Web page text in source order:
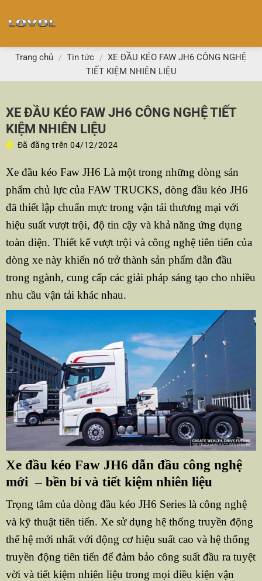
đến
dung
Trang chủ / Tin tức / XE ĐẦU KÉO FAW JH6 CÔNG NGHỆ
TIẾT KIỆM NHIÊN LIỆU
XE ĐẦU KÉO FAW JH6 CÔNG NGHỆ TIẾT
KIỆM NHIÊN LIỆU
Đã đăng trên04/12/2024
Xe đầu kéo Faw JH6 Là một trong những dòng sản
phẩm chủ lực của FAW TRUCKS, dòng đầu kéo JH6
đã thiết lập chuẩn mực trong vận tải thương mại với
hiệu suất vượt trội, độ tin cậy và khả năng ứng dụng
toàn diện. Thiết kế vượt trội và công nghệ tiên tiến của
dòng xe này khiến nó trở thành sản phẩm dẫn đầu
trong ngành, cung cấp các giải pháp sáng tạo cho nhiều
nhu cầu vận tải khác nhau.
Xe đầu kéo Faw JH6 dẫn đầu công nghệ
mới – bền bỉ và tiết kiệm nhiên liệu
Trọng tâm của dòng đầu kéo JH6 Series là công nghệ
và kỹ thuật tiên tiến. Xe sử dụng hệ thống truyền động
thế hệ mới nhất với động cơ hiệu suất cao và hệ thống
truyền động tiên tiến để đảm bảo công suất đầu ra tuyệt
vời và tiết kiệm nhiên liệu trong mọi điều kiện vận